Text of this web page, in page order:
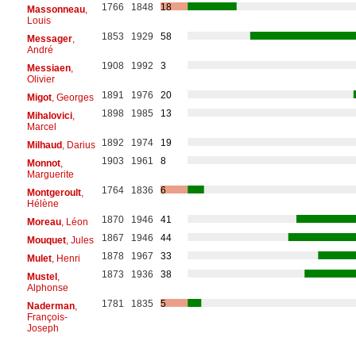
Massonneau,
Louis
1766 1848 18
Messager,
André
1853 1929 58
Messiaen,
Olivier
1908 1992 3
Migot, Georges 1891 1976
20
Mihalovici,
Marcel
1898 1985 13
Milhaud, Darius 1892 1974
19
Monnot,
Marguerite
1903 1961 8
Montgeroult,
Hélène
1764 1836 6
Moreau, Léon 1870 1946
41
Mouquet, Jules 1867 1946
44
Mulet, Henri 1878 1967
33
Mustel,
Alphonse
1873 1936 38
Naderman,
François-
Joseph
1781 1835 5